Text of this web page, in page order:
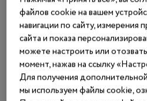
эпидермолизе у детей3.
в чем-то преемственными,
не только временная: Паре
гипотезу на человеке
поздние коллеги прошли
файлов cookie на вашем
навигации по сайту, измерения
сайта и показа
можете настроить или
момент, нажав на ссылку
Для получения
мы используем файлы cookie,